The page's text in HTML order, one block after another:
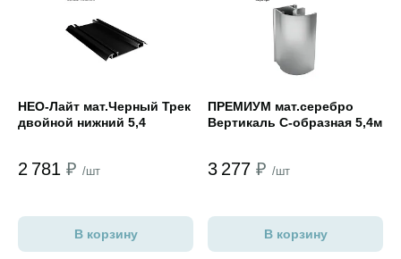
НЕО-Лайт мат.Черный Трек
двойной нижний 5,4
2 781 ₽ /шт
В корзину
ПРЕМИУМ мат.cеребро
Вертикаль С-образная 5,4м
3 277 ₽ /шт
В корзину